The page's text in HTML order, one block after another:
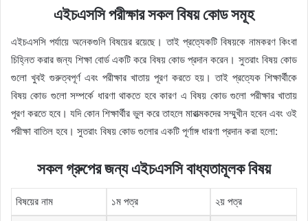
এইচএসসি পরীক্ষার সকল বিষয় কোড সমূহ
এইচএসসি পর্যায়ে অনেকগুলি বিষয়ের রয়েছে। তাই প্রত্যেকটি বিষয়কে নামকরণ কিংবা
চিহ্নিত করার জন্য শিক্ষা বোর্ড একটি করে বিষয় কোড প্রদান করেন। সুতরাং বিষয় কোড
গুলো খুবই গুরুত্বপূর্ণ এবং পরীক্ষার খাতায় পূরণ করতে হয়। তাই প্রত্যেক শিক্ষার্থীকে
বিষয় কোড গুলো সম্পর্কে ধারণা থাকতে হবে কারণ এ বিষয় কোড গুলো পরীক্ষার খাতায়
পূরণ করতে হবে। যদি কোন শিক্ষার্থীর ভুল করে তাহলে মারাত্মকদের সম্মুখীন হবেন এবং ওই
পরীক্ষা বাতিল হবে। সুতরাং বিষয় কোড গুলোর একটি পূর্ণাঙ্গ ধারণা প্রদান করা হলো:
সকলগ্রুপেরজন্যএইচএসসিবাধ্যতামূলকবিষয়
বিষয়ের নাম ১ম পত্র ২য় পত্র